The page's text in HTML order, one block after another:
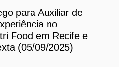
para Auxiliar de
no
Food em Recife e
(05/09/2025)